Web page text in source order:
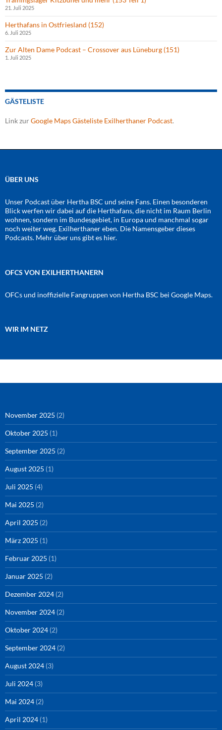
21. Juli 2025
Herthafans in Ostfriesland (152)
6. Juli 2025
Zur Alten Dame Podcast – Crossover aus Lüneburg (151)
1. Juli 2025
GÄSTELISTE
Link zurGoogle Maps Gästeliste Exilherthaner Podcast.
ÜBER UNS
Unser Podcast über Hertha BSC und seine Fans. Einen besonderen
Blick werfen wir dabei auf die Herthafans, die nicht im Raum Berlin
wohnen, sondern im Bundesgebiet, in Europa und manchmal sogar
noch weiter weg. Exilherthaner eben. Die Namensgeber dieses
Podcasts. Mehr über uns gibt es hier.
OFCS VON EXILHERTHANERN
OFCs und inoffizielle Fangruppen von Hertha BSC bei Google Maps.
WIR IM NETZ
November 2025 (2)
Oktober 2025 (1)
September 2025 (2)
August 2025 (1)
Juli 2025 (4)
Mai 2025 (2)
April 2025 (2)
März 2025 (1)
Februar 2025 (1)
Januar 2025 (2)
Dezember 2024 (2)
November 2024 (2)
Oktober 2024 (2)
September 2024 (2)
August 2024 (3)
Juli 2024 (3)
Mai 2024 (2)
April 2024 (1)